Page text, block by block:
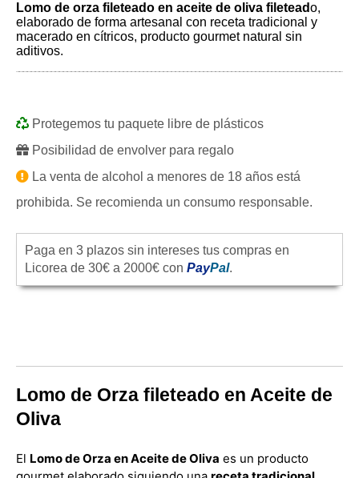
Lomo de orza fileteado en aceite de oliva fileteado,
elaborado de forma artesanal con receta tradicional y
macerado en cítricos, producto gourmet natural sin
aditivos.
Protegemos tu paquete libre de plásticos
Posibilidad de envolver para regalo
La venta de alcohol a menores de 18 años está
prohibida. Se recomienda un consumo responsable.
Paga en 3 plazos sin intereses tus compras en
Licorea de 30€ a 2000€ con PayPal.
Lomo de Orza fileteado en Aceite de
Oliva
El Lomo de Orza en Aceite de Oliva es un producto